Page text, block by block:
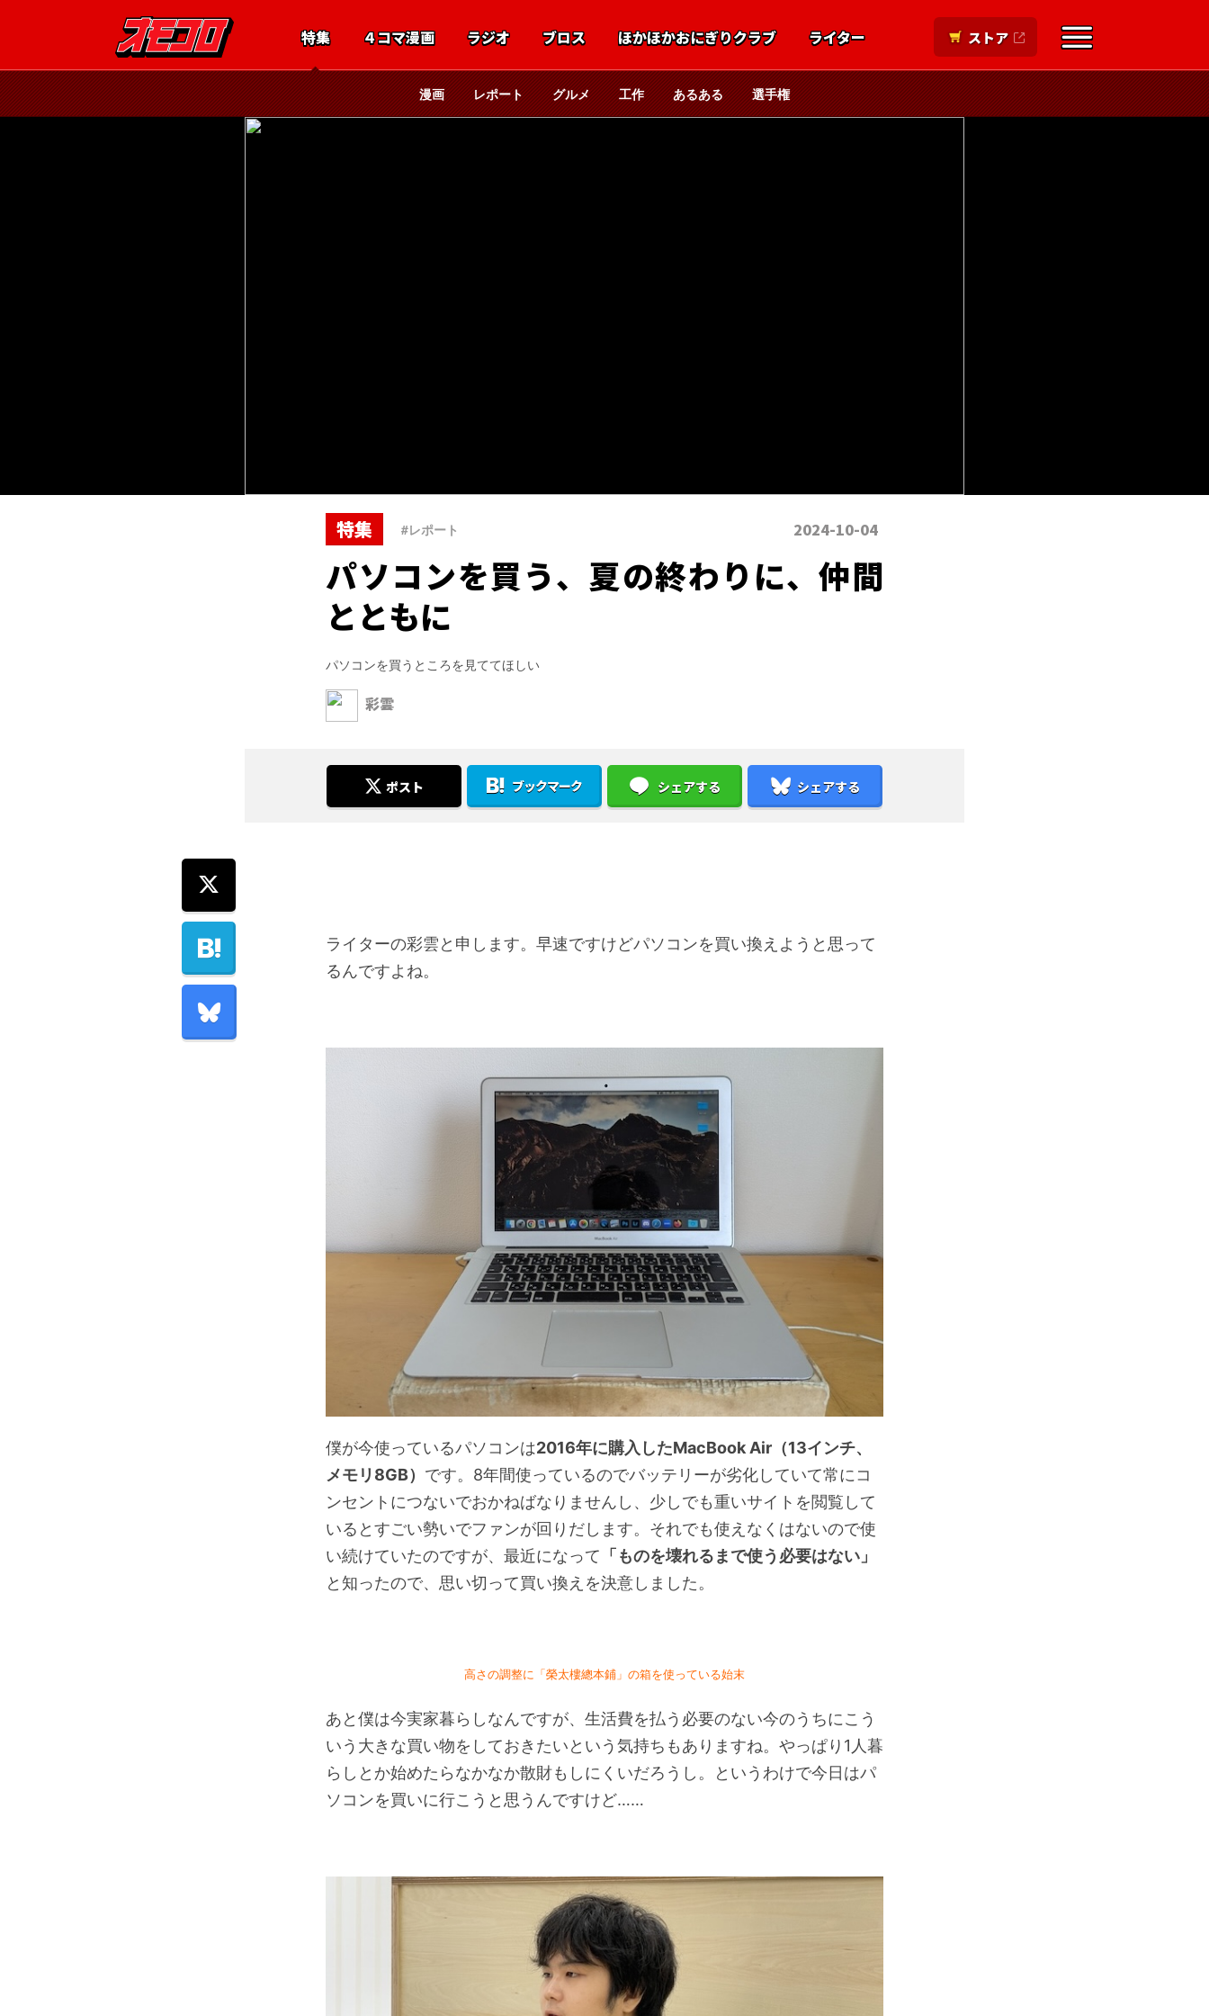
特集 ４コマ漫画 ラジオ ブロス ほかほかおにぎりクラブ ライター ストア
漫画 レポート グルメ 工作 あるある 選手権
特集 #レポート 2024-10-04
パソコンを買う、夏の終わりに、仲間
とともに
パソコンを買うところを見ててほしい
彩雲
ポスト ブックマーク シェアする シェアする
ライターの彩雲と申します。早速ですけどパソコンを買い換えようと思って
るんですよね。
僕が今使っているパソコンは2016年に購入したMacBook Air（13インチ、
メモリ8GB） です。8年間使っているのでバッテリーが劣化していて常にコ
ンセントにつないでおかねばなりませんし、少しでも重いサイトを閲覧して
いるとすごい勢いでファンが回りだします。それでも使えなくはないので使
い続けていたのですが、最近になって 「ものを壊れるまで使う必要はない」
と知ったので、思い切って買い換えを決意しました。
高さの調整に「榮太樓總本鋪」の箱を使っている始末
あと僕は今実家暮らしなんですが、生活費を払う必要のない今のうちにこう
いう大きな買い物をしておきたいという気持ちもありますね。やっぱり1人暮
らしとか始めたらなかなか散財もしにくいだろうし。というわけで今日はパ
ソコンを買いに行こうと思うんですけど……